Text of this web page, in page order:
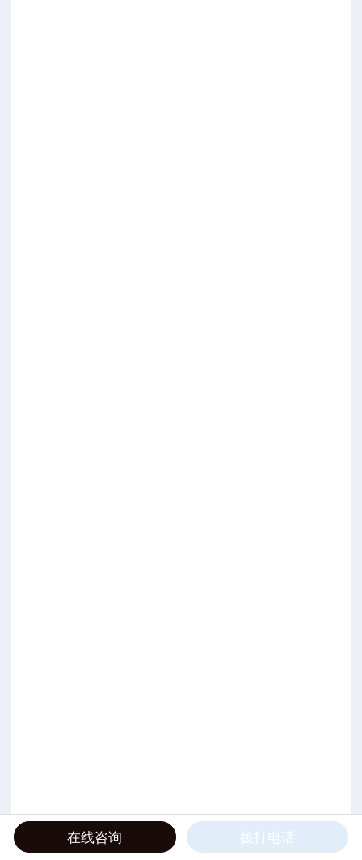
在线咨询 拨打电话